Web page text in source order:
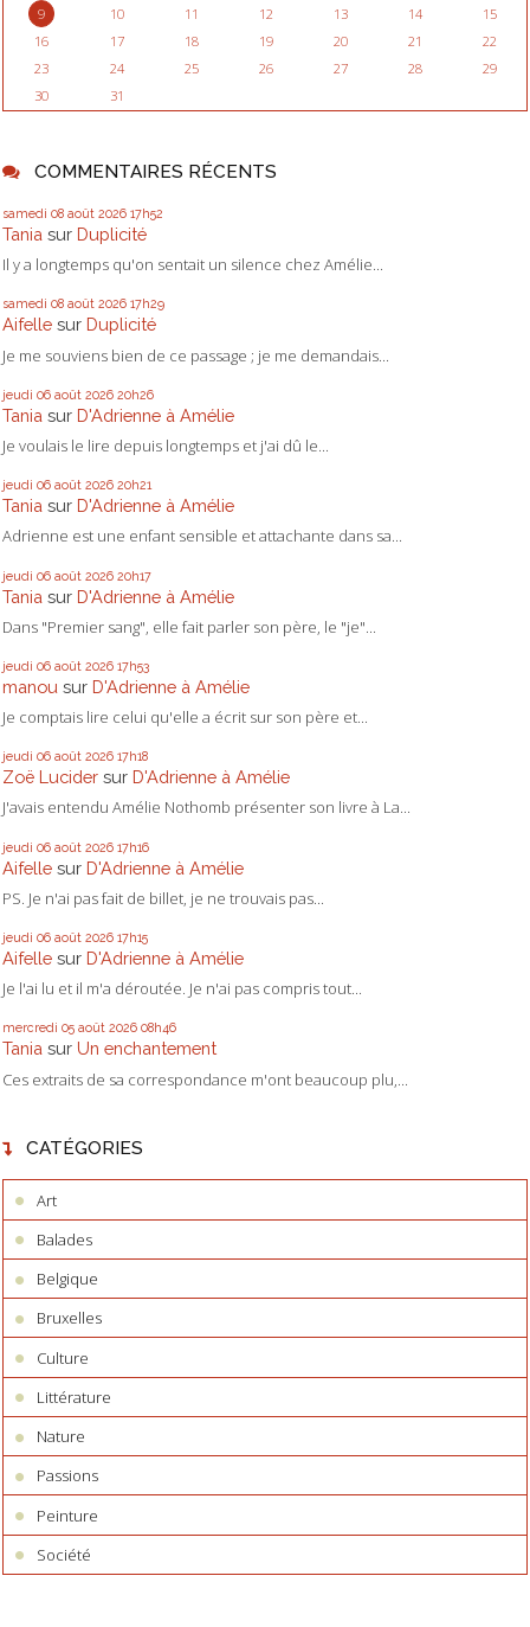
9
10 11 12 13 14
15
16
17 18 19 20 21
22
23
24 25 26 27 28
29
30
31
COMMENTAIRES RÉCENTS
samedi 08 août 2026 17h52
Tania sur Duplicité
Il y a longtemps qu'on sentait un silence chez Amélie...
samedi 08 août 2026 17h29
Aifelle sur Duplicité
Je me souviens bien de ce passage ; je me demandais...
jeudi 06 août 2026 20h26
Tania sur D'Adrienne à Amélie
Je voulais le lire depuis longtemps et j'ai dû le...
jeudi 06 août 2026 20h21
Tania sur D'Adrienne à Amélie
Adrienne est une enfant sensible et attachante dans sa...
jeudi 06 août 2026 20h17
Tania sur D'Adrienne à Amélie
Dans "Premier sang", elle fait parler son père, le "je"...
jeudi 06 août 2026 17h53
manou sur D'Adrienne à Amélie
Je comptais lire celui qu'elle a écrit sur son père et...
jeudi 06 août 2026 17h18
Zoë Lucider sur D'Adrienne à Amélie
J'avais entendu Amélie Nothomb présenter son livre à La...
jeudi 06 août 2026 17h16
Aifelle sur D'Adrienne à Amélie
PS. Je n'ai pas fait de billet, je ne trouvais pas...
jeudi 06 août 2026 17h15
Aifelle sur D'Adrienne à Amélie
Je l'ai lu et il m'a déroutée. Je n'ai pas compris tout...
mercredi 05 août 2026 08h46
Tania sur Un enchantement
Ces extraits de sa correspondance m'ont beaucoup plu,...
CATÉGORIES
Art
Balades
Belgique
Bruxelles
Culture
Littérature
Nature
Passions
Peinture
Société